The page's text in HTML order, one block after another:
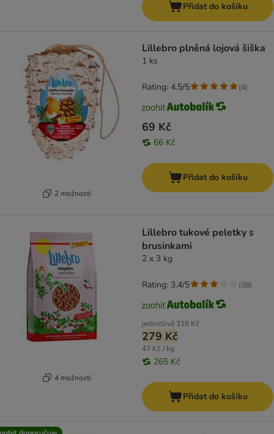
Přidat do košíku
2 možností
Lillebro plněná lojová šiška
1 ks
69 Kč
66 Kč
Rating: 4.5/5 (4)
Přidat do košíku
4 možností
Lillebro tukové peletky s
brusinkami
2 x 3 kg
jednotlivě 318 Kč
279 Kč
47 Kč / kg
265 Kč
Rating: 3.4/5 (38)
Přidat do košíku